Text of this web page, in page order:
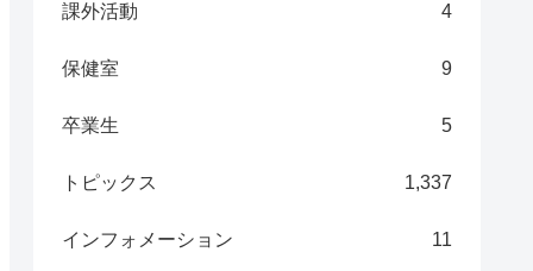
課外活動 4
保健室 9
卒業生 5
トピックス 1,337
インフォメーション 11